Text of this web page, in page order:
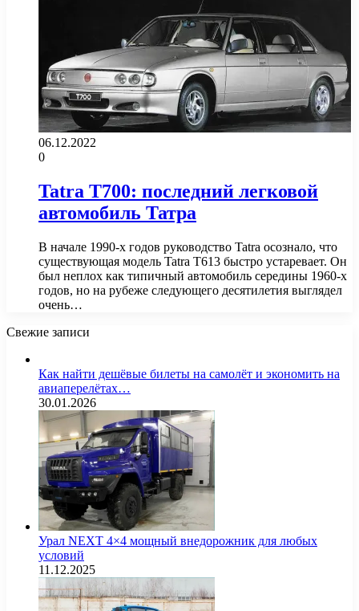
06.12.2022
0
Tatra T700: последний легковой
автомобиль Татра
В начале 1990-х годов руководство Tatra осознало, что
существующая модель Tatra T613 быстро устаревает. Он
был неплох как типичный автомобиль середины 1960-х
годов, но на рубеже следующего десятилетия выглядел
очень…
Свежие записи
Как найти дешёвые билеты на самолёт и экономить на
авиаперелётах…
30.01.2026
Урал NEXT 4×4 мощный внедорожник для любых
условий
11.12.2025